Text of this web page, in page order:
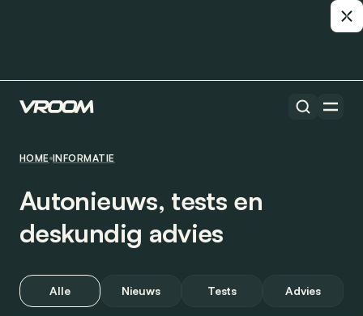
HOME INFORMATIE
Autonieuws, tests en
deskundig advies
Alle Nieuws Tests Advies